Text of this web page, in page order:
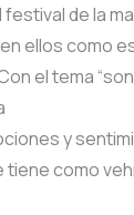
de la
ellos como
el tema
y
tiene como